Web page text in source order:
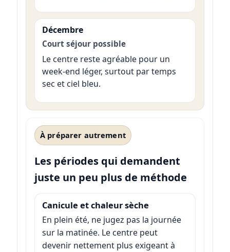
Décembre
Court séjour possible
Le centre reste agréable pour un
week-end léger, surtout par temps
sec et ciel bleu.
À préparer autrement
Les périodes qui demandent
juste un peu plus de méthode
Canicule et chaleur sèche
En plein été, ne jugez pas la journée
sur la matinée. Le centre peut
devenir nettement plus exigeant à